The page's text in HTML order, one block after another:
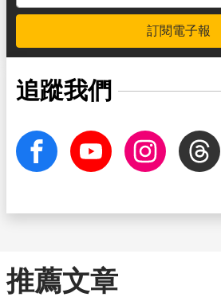
訂閱電子報
追蹤我們
facebook Youtube InstagramThreads
推薦文章